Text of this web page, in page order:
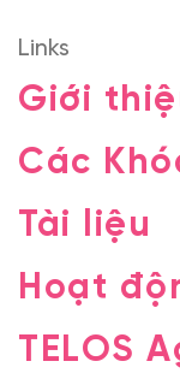
Links
Giới
Các
Tài liệu
Hoạt
TELOS